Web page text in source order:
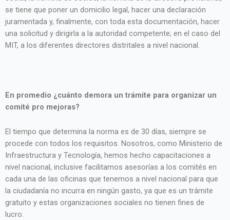
se tiene que poner un domicilio legal, hacer una declaración
juramentada y, finalmente, con toda esta documentación, hacer
una solicitud y dirigirla a la autoridad competente; en el caso del
MIT, a los diferentes directores distritales a nivel nacional.
En promedio ¿cuánto demora un trámite para organizar un
comité pro mejoras?
El tiempo que determina la norma es de 30 días, siempre se
procede con todos los requisitos. Nosotros, como Ministerio de
Infraestructura y Tecnología, hemos hecho capacitaciones a
nivel nacional, inclusive facilitamos asesorías a los comités en
cada una de las oficinas que tenemos a nivel nacional para que
la ciudadanía no incurra en ningún gasto, ya que es un trámite
gratuito y estas organizaciones sociales no tienen fines de
lucro.